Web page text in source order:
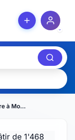
À vendre à Movelier terrain à bâtir de 1'468 m²